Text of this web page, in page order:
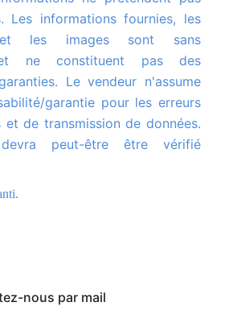
Les informations fournies, les
et les images sont sans
et ne constituent pas des
Le vendeur n'assume
garantie pour les erreurs
et de transmission de données.
devra peut-être être vérifié
nous par mail